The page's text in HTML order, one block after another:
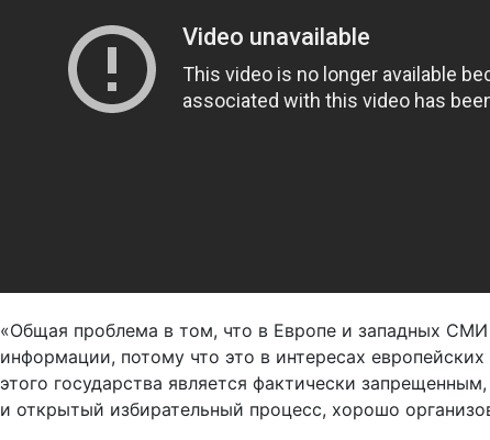
«Общая проблема в том, что в Европе и западных
информации, потому что это в интересах
этого государства является фактически
и открытый избирательный процесс, хорошо